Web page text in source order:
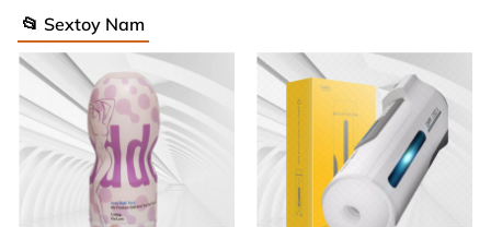
📂 Sextoy Nam